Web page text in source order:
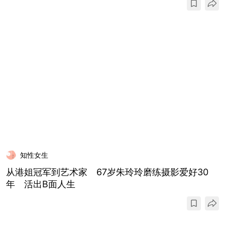
知性女生
从港姐冠军到艺术家 67岁朱玲玲磨练摄影爱好30
年 活出B面人生